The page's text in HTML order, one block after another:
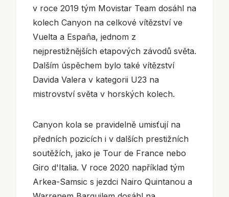
v roce 2019 tým Movistar Team dosáhl na
kolech Canyon na celkové vítězství ve
Vuelta a España, jednom z
nejprestižnějších etapových závodů světa.
Dalším úspěchem bylo také vítězství
Davida Valera v kategorii U23 na
mistrovství světa v horských kolech.
Canyon kola se pravidelně umisťují na
předních pozicích i v dalších prestižních
soutěžích, jako je Tour de France nebo
Giro d'Italia. V roce 2020 například tým
Arkea-Samsic s jezdci Nairo Quintanou a